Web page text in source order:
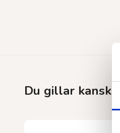
Du gillar kanske